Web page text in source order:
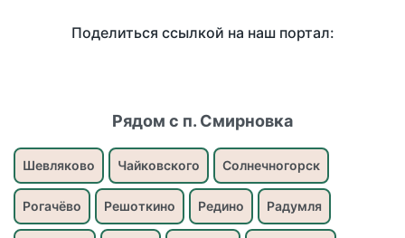
Поделиться ссылкой на наш портал:
Рядом с п. Смирновка
Шевляково Чайковского Солнечногорск
Рогачёво Решоткино Редино Радумля